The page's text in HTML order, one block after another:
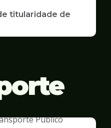
titularidade de